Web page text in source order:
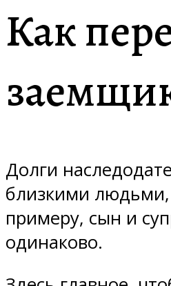
Как
Долги
близкими людьми,
примеру, сын и
одинаково.